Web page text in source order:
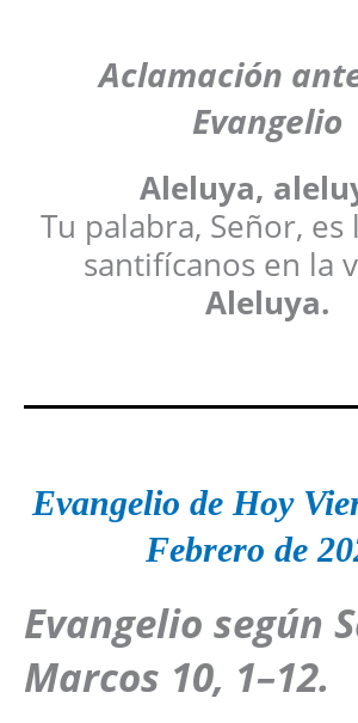
Aclamación
Evangelio
Aleluya,
Tu palabra, Señor, es
santifícanos en la
Aleluya.
Evangelio de Hoy
Febrero de
Evangelio según
Marcos 10, 1–12.